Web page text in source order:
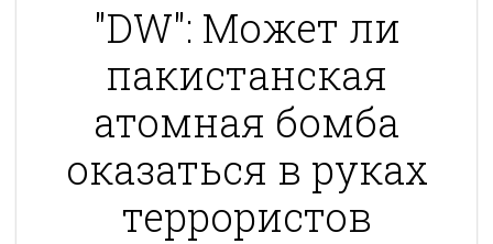
"DW": Может ли
пакистанская
атомная бомба
оказаться в руках
террористов